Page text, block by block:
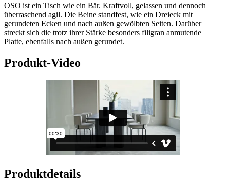
OSO ist ein Tisch wie ein Bär. Kraftvoll, gelassen und dennoch
überraschend agil. Die Beine standfest, wie ein Dreieck mit
gerundeten Ecken und nach außen gewölbten Seiten. Darüber
streckt sich die trotz ihrer Stärke besonders filigran anmutende
Platte, ebenfalls nach außen gerundet.
Produkt-Video
Produktdetails